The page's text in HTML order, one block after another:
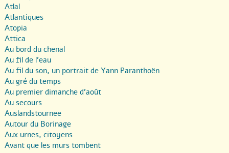
Atlal
Atlantiques
Atopia
Attica
Au bord du chenal
Au fil de l’eau
Au fil du son, un portrait de Yann Paranthoën
Au gré du temps
Au premier dimanche d’août
Au secours
Auslandstournee
Autour du Borinage
Aux urnes, citoyens
Avant que les murs tombent